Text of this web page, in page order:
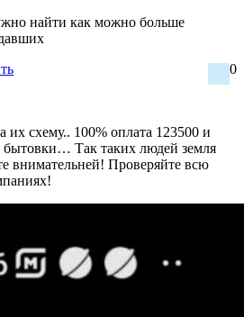
найти как можно больше
0
их схему.. 100% оплата 123500 и
Так таких людей земля
внимательней! Проверяйте всю